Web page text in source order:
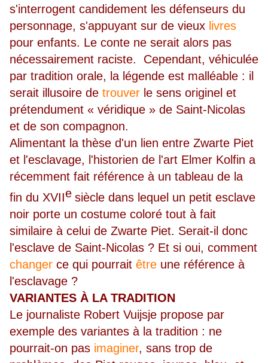
s'interrogent candidement les défenseurs du
personnage, s'appuyant sur de vieux livres
pour enfants. Le conte ne serait alors pas
nécessairement raciste. Cependant, véhiculée
par tradition orale, la légende est malléable : il
serait illusoire de trouver le sens originel et
prétendument « véridique » de Saint-Nicolas
et de son compagnon.
Alimentant la thèse d'un lien entre Zwarte Piet
et l'esclavage, l'historien de l'art Elmer Kolfin a
récemment fait référence à un tableau de la
fin du XVIIe siècle dans lequel un petit esclave
noir porte un costume coloré tout à fait
similaire à celui de Zwarte Piet. Serait-il donc
l'esclave de Saint-Nicolas ? Et si oui, comment
changer ce qui pourrait être une référence à
l'esclavage ?
VARIANTES À LA TRADITION
Le journaliste Robert Vuijsje propose par
exemple des variantes à la tradition : ne
pourrait-on pas imaginer, sans trop de